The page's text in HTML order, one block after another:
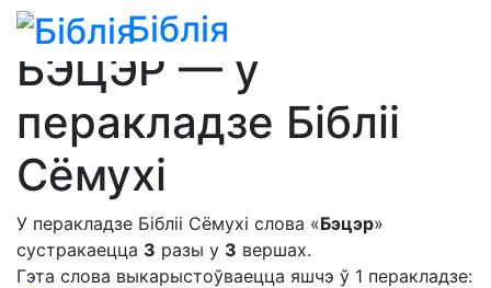
Біблія
Біблія» Сімфонія»для пераклада Бібліі Сёмухі
БЭЦЭР — у
перакладзе Бібліі
Сёмухі
У перакладзе Бібліі Сёмухі слова «Бэцэр»
сустракаецца 3 разы у 3 вершах.
Гэта слова выкарыстоўваецца яшчэ ў 1 перакладзе: